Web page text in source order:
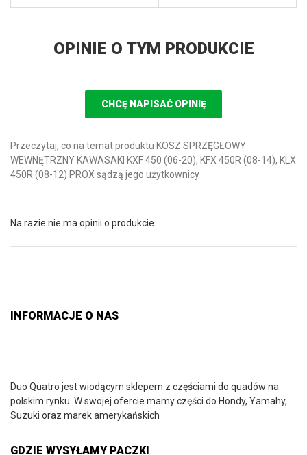
OPINIE O TYM PRODUKCIE
CHCĘ NAPISAĆ OPINIĘ
Przeczytaj, co na temat produktu KOSZ SPRZĘGŁOWY
WEWNĘTRZNY KAWASAKI KXF 450 (06-20), KFX 450R (08-14), KLX
450R (08-12) PROX sądzą jego użytkownicy
Na razie nie ma opinii o produkcie.
INFORMACJE O NAS
Duo Quatro jest wiodącym sklepem z częściami do quadów na
polskim rynku. W swojej ofercie mamy części do Hondy, Yamahy,
Suzuki oraz marek amerykańskich
GDZIE WYSYŁAMY PACZKI